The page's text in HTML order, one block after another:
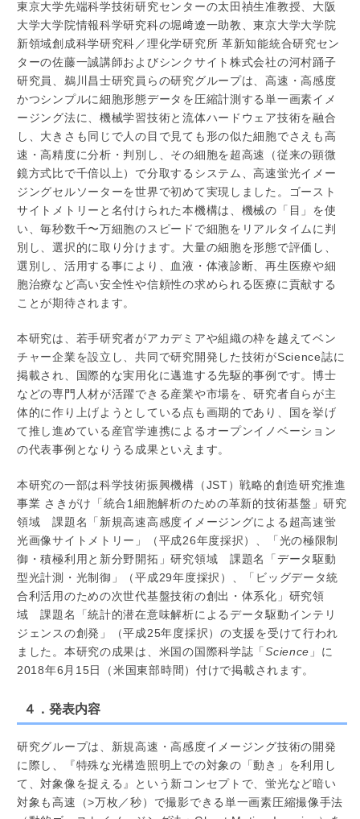
東京大学先端科学技術研究センターの太田禎生准教授、大阪
大学大学院情報科学研究科の堀﨑遼一助教、東京大学大学院
新領域創成科学研究科／理化学研究所 革新知能統合研究セン
ターの佐藤一誠講師およびシンクサイト株式会社の河村踊子
研究員、鵜川昌士研究員らの研究グループは、高速・高感度
かつシンプルに細胞形態データを圧縮計測する単一画素イメ
ージング法に、機械学習技術と流体ハードウェア技術を融合
し、大きさも同じで人の目で見ても形の似た細胞でさえも高
速・高精度に分析・判別し、その細胞を超高速（従来の顕微
鏡方式比で千倍以上）で分取するシステム、高速蛍光イメー
ジングセルソーターを世界で初めて実現しました。ゴースト
サイトメトリーと名付けられた本機構は、機械の「目」を使
い、毎秒数千〜万細胞のスピードで細胞をリアルタイムに判
別し、選択的に取り分けます。大量の細胞を形態で評価し、
選別し、活用する事により、血液・体液診断、再生医療や細
胞治療など高い安全性や信頼性の求められる医療に貢献する
ことが期待されます。
本研究は、若手研究者がアカデミアや組織の枠を越えてベン
チャー企業を設立し、共同で研究開発した技術がScience誌に
掲載され、国際的な実用化に邁進する先駆的事例です。博士
などの専門人材が活躍できる産業や市場を、研究者自らが主
体的に作り上げようとしている点も画期的であり、国を挙げ
て推し進めている産官学連携によるオープンイノベーション
の代表事例となりうる成果といえます。
本研究の一部は科学技術振興機構（JST）戦略的創造研究推進
事業 さきがけ「統合1細胞解析のための革新的技術基盤」研究
領域 課題名「新規高速高感度イメージングによる超高速蛍
光画像サイトメトリー」（平成26年度採択）、「光の極限制
御・積極利用と新分野開拓」研究領域 課題名「データ駆動
型光計測・光制御」（平成29年度採択）、「ビッグデータ統
合利活用のための次世代基盤技術の創出・体系化」研究領
域 課題名「統計的潜在意味解析によるデータ駆動インテリ
ジェンスの創発」（平成25年度採択）の支援を受けて行われ
ました。本研究の成果は、米国の国際科学誌「Science 」に
2018年6月15日（米国東部時間）付けで掲載されます。
４．発表内容
研究グループは、新規高速・高感度イメージング技術の開発
に際し、『特殊な光構造照明上での対象の「動き」を利用し
て、対象像を捉える』という新コンセプトで、蛍光など暗い
対象も高速（>万枚／秒）で撮影できる単一画素圧縮撮像手法